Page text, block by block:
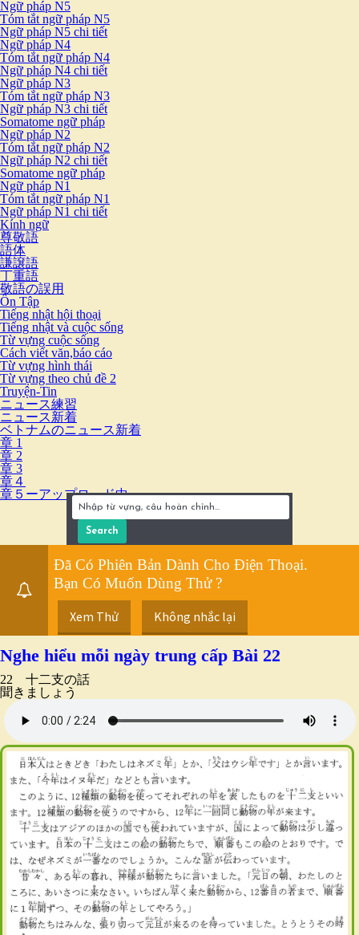
Ngữ pháp N5
Tóm tắt ngữ pháp N5
Ngữ pháp N5 chi tiết
Ngữ pháp N4
Tóm tắt ngữ pháp N4
Ngữ pháp N4 chi tiết
Ngữ pháp N3
Tóm tắt ngữ pháp N3
Ngữ pháp N3 chi tiết
Somatome ngữ pháp
Ngữ pháp N2
Tóm tắt ngữ pháp N2
Ngữ pháp N2 chi tiết
Somatome ngữ pháp
Ngữ pháp N1
Tóm tắt ngữ pháp N1
Ngữ pháp N1 chi tiết
Kính ngữ
尊敬語
語体
謙譲語
丁重語
敬語の誤用
Ôn Tập
Tiếng nhật hội thoại
Tiếng nhật và cuộc sống
Từ vựng cuộc sống
Cách viết văn,báo cáo
Từ vựng hình thái
Từ vựng theo chủ đề 2
Truyện-Tin
ニュース練習
ニュース新着
ベトナムのニュース新着
章 1
章 2
章 3
章４
章５ーアップロード中
Đã Có Phiên Bản Dành Cho Điện Thoại.
Bạn Có Muốn Dùng Thử ?
Xem Thử Không nhắc lại
Nghe hiểu mỗi ngày trung cấp Bài 22
22 十二支の話
聞きましょう